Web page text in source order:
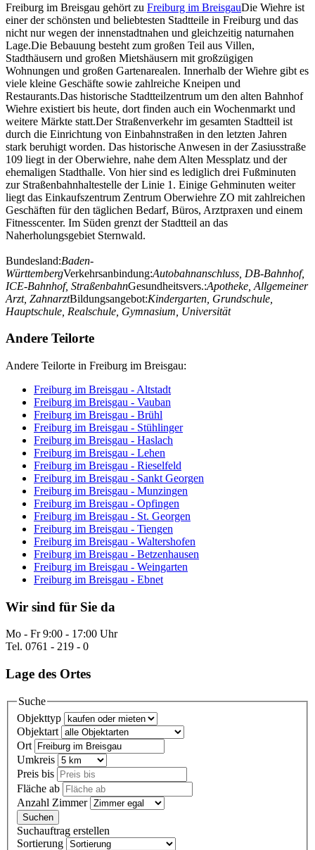
Freiburg im Breisgau gehört zu Freiburg im BreisgauDie Wiehre ist
einer der schönsten und beliebtesten Stadtteile in Freiburg und das
nicht nur wegen der innenstadtnahen und gleichzeitig naturnahen
Lage.Die Bebauung besteht zum großen Teil aus Villen,
Stadthäusern und großen Mietshäusern mit großzügigen
Wohnungen und großen Gartenarealen. Innerhalb der Wiehre gibt es
viele kleine Geschäfte sowie zahlreiche Kneipen und
Restaurants.Das historische Stadtteilzentrum um den alten Bahnhof
Wiehre existiert bis heute, dort finden auch ein Wochenmarkt und
weitere Märkte statt.Der Straßenverkehr im gesamten Stadtteil ist
durch die Einrichtung von Einbahnstraßen in den letzten Jahren
stark beruhigt worden. Das historische Anwesen in der Zasiusstraße
109 liegt in der Oberwiehre, nahe dem Alten Messplatz und der
ehemaligen Stadthalle. Von hier sind es lediglich drei Fußminuten
zur Straßenbahnhaltestelle der Linie 1. Einige Gehminuten weiter
liegt das Einkaufszentrum Zentrum Oberwiehre ZO mit zahlreichen
Geschäften für den täglichen Bedarf, Büros, Arztpraxen und einem
Fitnesscenter. Im Süden grenzt der Stadtteil an das
Naherholungsgebiet Sternwald.
Bundesland:Baden-
WürttembergVerkehrsanbindung:Autobahnanschluss, DB-Bahnhof,
ICE-Bahnhof, StraßenbahnGesundheitsvers.:Apotheke, Allgemeiner
Arzt, ZahnarztBildungsangebot:Kindergarten, Grundschule,
Hauptschule, Realschule, Gymnasium, Universität
Andere Teilorte
Andere Teilorte in Freiburg im Breisgau:
Freiburg im Breisgau - Altstadt
Freiburg im Breisgau - Vauban
Freiburg im Breisgau - Brühl
Freiburg im Breisgau - Stühlinger
Freiburg im Breisgau - Haslach
Freiburg im Breisgau - Lehen
Freiburg im Breisgau - Rieselfeld
Freiburg im Breisgau - Sankt Georgen
Freiburg im Breisgau - Munzingen
Freiburg im Breisgau - Opfingen
Freiburg im Breisgau - St. Georgen
Freiburg im Breisgau - Tiengen
Freiburg im Breisgau - Waltershofen
Freiburg im Breisgau - Betzenhausen
Freiburg im Breisgau - Weingarten
Freiburg im Breisgau - Ebnet
Wir sind für Sie da
Mo - Fr 9:00 - 17:00 Uhr
Tel. 0761 - 219 - 0
Lage des Ortes
Suche
Objekttyp
Objektart
Ort
Umkreis
Preis bis
Fläche ab
Anzahl Zimmer
Suchauftrag erstellen
Sortierung